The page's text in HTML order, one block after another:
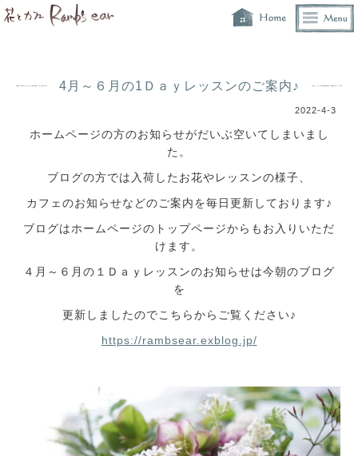
4月～６月の1Ｄａｙレッスンのご案内♪
2022-4-3
ホームページの方のお知らせがだいぶ空いてしまいまし
た。
ブログの方では入荷したお花やレッスンの様子、
カフェのお知らせなどのご案内を毎日更新しております♪
ブログはホームページのトップページからもお入りいただ
けます。
４月～６月の１Ｄａｙレッスンのお知らせは今朝のブログ
を
更新しましたのでこちらからご覧ください♪
https://rambsear.exblog.jp/